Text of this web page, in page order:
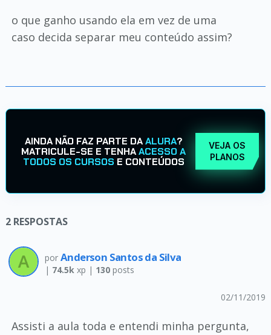
o que ganho usando ela em vez de uma
caso decida separar meu conteúdo assim?
AINDA NÃO FAZ PARTE DAALURA?
MATRICULE-SE E TENHAACESSO A
TODOS OS CURSOS E CONTEÚDOS
VEJA OS
PLANOS
2 RESPOSTAS
por Anderson Santos da Silva
| 74.5kxp | 130posts
02/11/2019
Assisti a aula toda e entendi minha pergunta,